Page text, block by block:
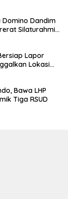
Dandim
Silaturahmi
Lapor
Lokasi
Bawa LHP
Tiga RSUD